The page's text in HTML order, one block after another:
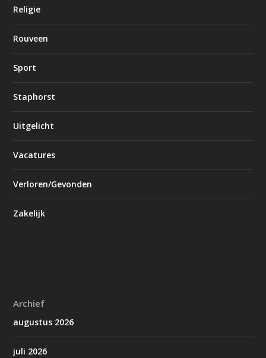
Religie
Rouveen
Sport
Staphorst
Uitgelicht
Vacatures
Verloren/Gevonden
Zakelijk
Archief
augustus 2026
juli 2026